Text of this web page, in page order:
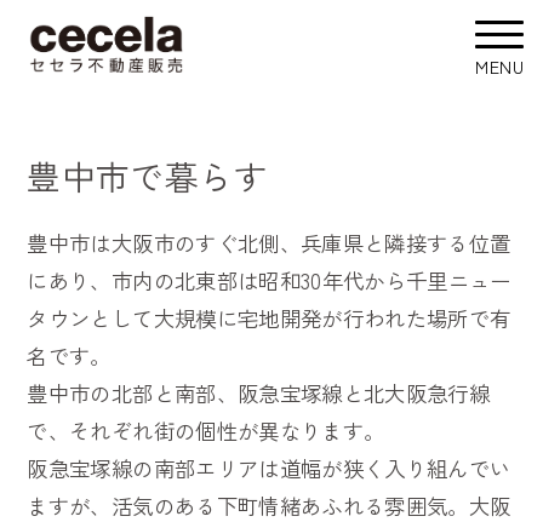
豊中市で暮らす
豊中市は大阪市のすぐ北側、兵庫県と隣接する位置
にあり、市内の北東部は昭和30年代から千里ニュー
タウンとして大規模に宅地開発が行われた場所で有
名です。
豊中市の北部と南部、阪急宝塚線と北大阪急行線
で、それぞれ街の個性が異なります。
阪急宝塚線の南部エリアは道幅が狭く入り組んでい
ますが、活気のある下町情緒あふれる雰囲気。大阪